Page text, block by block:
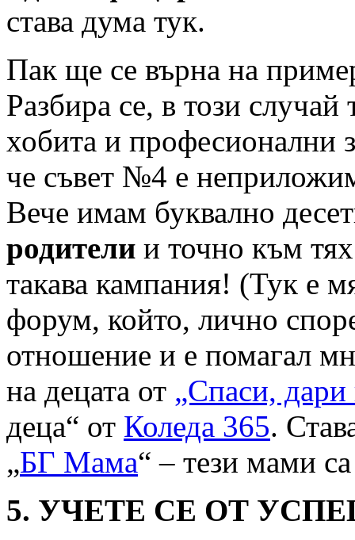
става дума тук.
Пак ще се върна на
Разбира се, в този
хобита и професионални
че съвет №4 е
Вече имам буквално
родители и точно към
такава кампания! (Тук е
форум, който, лично
отношение и е помагал
на децата от „Спаси,
деца“ от Коледа 365.
„БГ Мама“ – тези мами
5. УЧЕТЕ СЕ ОТ